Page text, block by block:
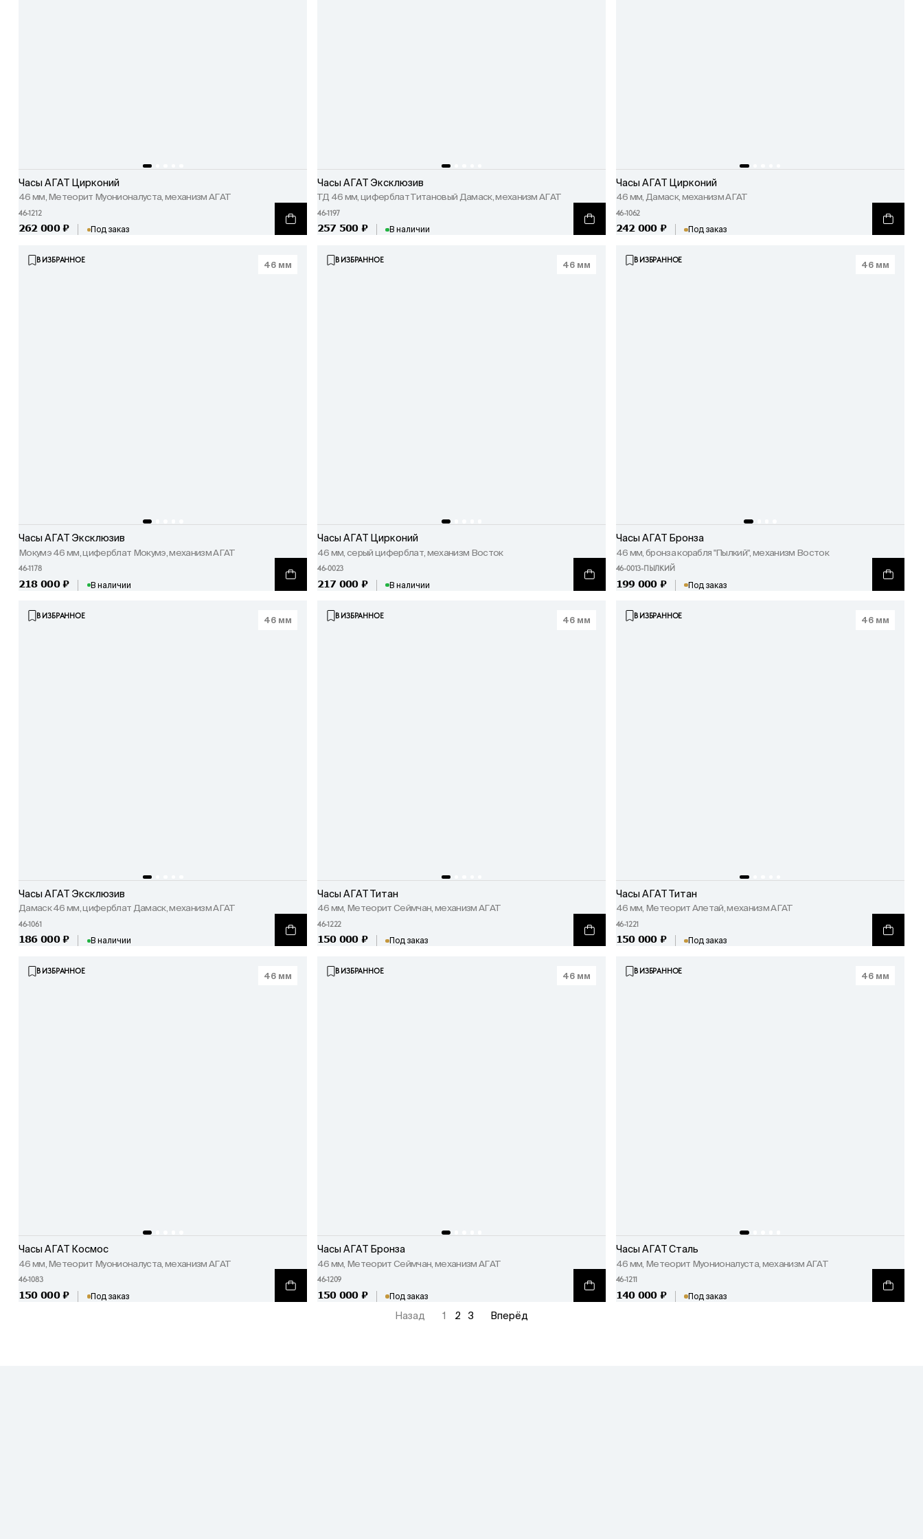
Часы АГАТ Цирконий
46 мм, Метеорит Муонионалуста, механизм АГАТ
46-1212
262 000₽ Под заказ
Часы АГАТ Эксклюзив
ТД 46 мм, циферблат Титановый Дамаск, механизм АГАТ
46-1197
257 500 ₽ В наличии
Часы АГАТ Цирконий
46 мм, Дамаск, механизм АГАТ
46-1062
242 000 ₽ Под заказ
В ИЗБРАННОЕ 46 мм
Часы АГАТ Эксклюзив
Мокумэ 46 мм, циферблат Мокумэ, механизм АГАТ
46-1178
218 000₽ В наличии
В ИЗБРАННОЕ 46 мм
Часы АГАТ Цирконий
46 мм, серый циферблат, механизм Восток
46-0023
217 000 ₽ В наличии
В ИЗБРАННОЕ 46 мм
Часы АГАТ Бронза
46 мм, бронза корабля "Пылкий", механизм Восток
46-0013-ПЫЛКИЙ
199 000 ₽ Под заказ
В ИЗБРАННОЕ 46 мм
Часы АГАТ Эксклюзив
Дамаск 46 мм, циферблат Дамаск, механизм АГАТ
46-1061
186 000₽ В наличии
В ИЗБРАННОЕ 46 мм
Часы АГАТ Титан
46 мм, Метеорит Сеймчан, механизм АГАТ
46-1222
150 000 ₽ Под заказ
В ИЗБРАННОЕ 46 мм
Часы АГАТ Титан
46 мм, Метеорит Алетай, механизм АГАТ
46-1221
150 000 ₽ Под заказ
В ИЗБРАННОЕ 46 мм
Часы АГАТ Космос
46 мм, Метеорит Муонионалуста, механизм АГАТ
46-1083
150 000₽ Под заказ
В ИЗБРАННОЕ 46 мм
Часы АГАТ Бронза
46 мм, Метеорит Сеймчан, механизм АГАТ
46-1209
150 000 ₽ Под заказ
В ИЗБРАННОЕ 46 мм
Часы АГАТ Сталь
46 мм, Метеорит Муонионалуста, механизм АГАТ
46-1211
140 000 ₽ Под заказ
Назад 1 2 3 Вперёд